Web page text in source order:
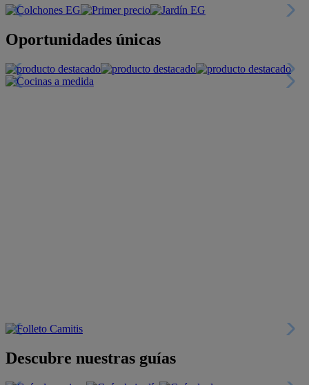
Oportunidades únicas
Descubre nuestras guías